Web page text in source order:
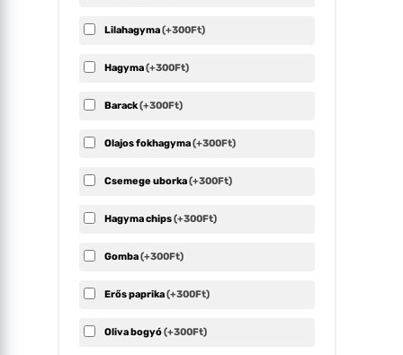
Lilahagyma(+300Ft)
Hagyma(+300Ft)
Barack(+300Ft)
Olajos fokhagyma(+300Ft)
Csemege uborka(+300Ft)
Hagyma chips(+300Ft)
Gomba(+300Ft)
Erős paprika(+300Ft)
Oliva bogyó(+300Ft)